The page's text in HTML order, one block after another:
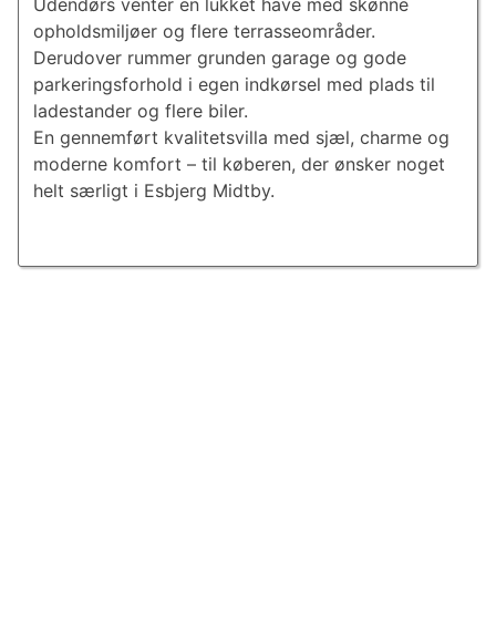
Udendørs venter en lukket have med skønne
opholdsmiljøer og flere terrasseområder.
Derudover rummer grunden garage og gode
parkeringsforhold i egen indkørsel med plads til
ladestander og flere biler.
En gennemført kvalitetsvilla med sjæl, charme og
moderne komfort – til køberen, der ønsker noget
helt særligt i Esbjerg Midtby.